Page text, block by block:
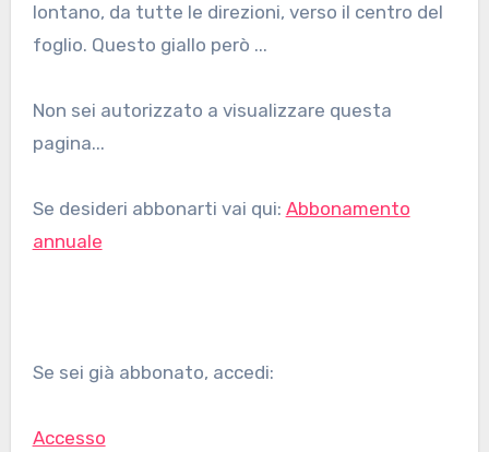
lontano, da tutte le direzioni, verso il centro del
foglio. Questo giallo però ...
Non sei autorizzato a visualizzare questa
pagina...
Se desideri abbonarti vai qui: Abbonamento
annuale
Se sei già abbonato, accedi:
Accesso